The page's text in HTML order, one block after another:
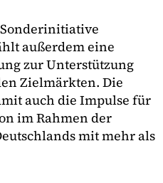
außerdem eine
zur Unterstützung
Zielmärkten. Die
auch die Impulse für
im Rahmen der
mit mehr als